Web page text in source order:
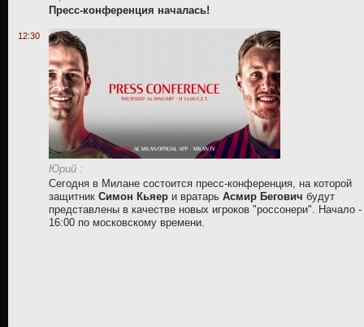
Пресс-конференция началась!
12:30
Юрий :
Сегодня в Милане состоится пресс-конференция, на которой
защитник Симон Кьяер и вратарь Асмир Бегович будут
представлены в качестве новых игроков "россонери". Начало -
16:00 по московскому времени.